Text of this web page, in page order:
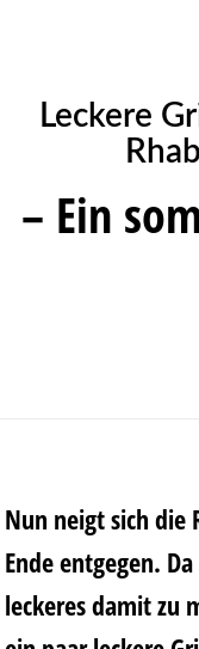
Leckere
– Ein
Nun neigt sich die
Ende entgegen.
leckeres damit zu